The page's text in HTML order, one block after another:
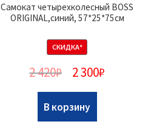
Самокат четырехколесный BOSS
ORIGINAL,синий, 57*25*75см
СКИДКА*
2 420₽ 2 300₽
В корзину